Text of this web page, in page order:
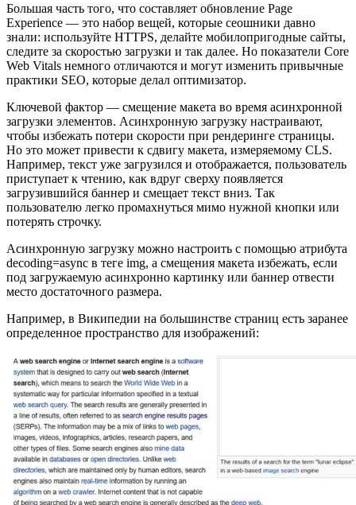
Большая часть того, что составляет обновление Page
Experience — это набор вещей, которые сеошники давно
знали: используйте HTTPS, делайте мобилопригодные сайты,
следите за скоростью загрузки и так далее. Но показатели Core
Web Vitals немного отличаются и могут изменить привычные
практики SEO, которые делал оптимизатор.
Ключевой фактор — смещение макета во время асинхронной
загрузки элементов. Асинхронную загрузку настраивают,
чтобы избежать потери скорости при рендеринге страницы.
Но это может привести к сдвигу макета, измеряемому CLS.
Например, текст уже загрузился и отображается, пользователь
приступает к чтению, как вдруг сверху появляется
загрузившийся баннер и смещает текст вниз. Так
пользователю легко промахнуться мимо нужной кнопки или
потерять строчку.
Асинхронную загрузку можно настроить с помощью атрибута
decoding=async в теге img, а смещения макета избежать, если
под загружаемую асинхронно картинку или баннер отвести
место достаточного размера.
Например, в Википедии на большинстве страниц есть заранее
определенное пространство для изображений: